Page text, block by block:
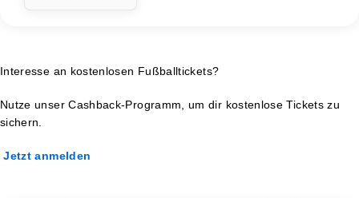
Interesse an kostenlosen Fußballtickets?
Nutze unser Cashback-Programm, um dir kostenlose Tickets zu
sichern.
Jetzt anmelden